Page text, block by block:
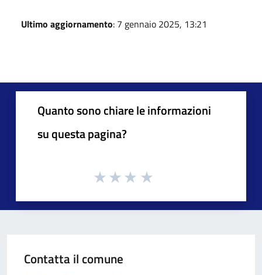
Ultimo aggiornamento: 7 gennaio 2025, 13:21
Quanto sono chiare le informazioni
su questa pagina?
Contatta il comune